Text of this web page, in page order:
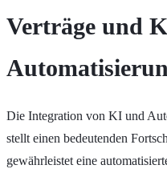
Verträge und
Die Integration von KI und
stellt einen bedeutenden
gewährleistet eine